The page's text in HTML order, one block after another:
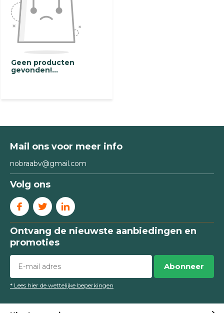
Geen producten
gevonden!...
Mail ons voor meer info
nobraabv@gmail.com
Volg ons
Ontvang de nieuwste aanbiedingen en
promoties
Abonneer
* Lees hier de wettelijke beperkingen